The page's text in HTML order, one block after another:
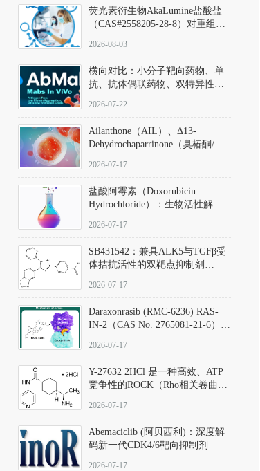
荧光素衍生物AkaLumine盐酸盐
（CAS#2558205-28-8）对重组萤
数（Km）为2.06 μM；其近红外
发光特性赋予优异的组织穿透能
力，大幅增强成像信噪比，从而
实现活体动物模型中极低给药剂
量下的高灵敏度、非侵入式生物
2026-08-03
横向对比：小分子靶向药物、单
抗、抗体偶联药物、双特异性抗
及应用瓶颈
2026-07-22
Ailanthone（AIL）、Δ13-
Dehydrochaparrinone（臭椿酮/臭
DKM货号 D806885
2026-07-17
盐酸阿霉素（Doxorubicin
Hydrochloride）：生物活性解
范
2026-07-17
SB431542：兼具ALK5与TGFβ受
体拮抗活性的双靶点抑制剂
D801067）
2026-07-17
Daraxonrasib (RMC-6236) RAS-
IN-2（CAS No. 2765081-21-6）：
向KRAS/NRAS/HRAS的广谱RAS
2026-07-17
Y-27632 2HCl 是一种高效、ATP
竞争性的ROCK（Rho相关卷曲螺
同等抑制ROCK1与ROCK2；其通
过精准嵌入激酶的ATP结合位点
发挥抑制作用，对ROCK1和
ROCK2的解离常数（Ki）分别为
140 nM和300 nM；在众多丝氨酸/
2026-07-17
Abemaciclib (阿贝西利)：深度解
码新一代CDK4/6靶向抑制剂
2026-07-17